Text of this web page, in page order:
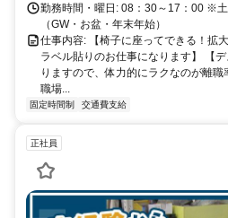
勤務時間・曜日: 08：30～17：00 ※
（GW・お盆・年末年始）
仕事内容: 【椅子に座ってできる！拡
ラベル貼りのお仕事になります】 【
りますので、体力的にラクなのが離
職場...
固定時間制 交通費支給
正社員